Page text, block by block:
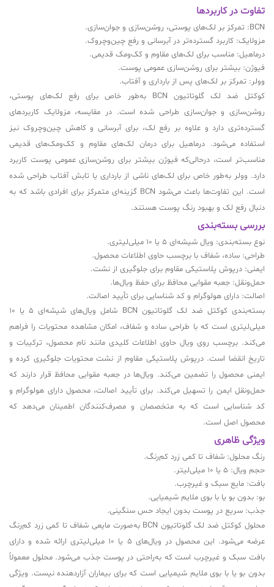
تفاوت در کاربردها
BCN: تمرکز بر لک‌های پوستی، روشن‌سازی و جوان‌سازی.
مزولایک: کاربرد گسترده‌تر در آبرسانی و رفع چین‌وچروک.
درماهیل: مناسب برای لک‌های مقاوم و کک‌ومک قدیمی.
فیوژن: بیشتر برای روشن‌سازی عمومی پوست.
وولر: تمرکز بر لک‌های پس از بارداری و آفتاب.
کوکتل ضد لک گلوتاتیون BCN به‌طور خاص برای رفع لک‌های پوستی،
روشن‌سازی و جوان‌سازی طراحی شده است. در مقایسه، مزولایک کاربردهای
گسترده‌تری دارد و علاوه بر رفع لک، برای آبرسانی و کاهش چین‌وچروک نیز
استفاده می‌شود. درماهیل برای درمان لک‌های مقاوم و کک‌ومک‌های قدیمی
مناسب‌تر است، درحالی‌که فیوژن بیشتر برای روشن‌سازی عمومی پوست کاربرد
دارد. وولر به‌طور خاص برای لک‌های ناشی از بارداری یا تابش آفتاب طراحی شده
است. این تفاوت‌ها باعث می‌شود BCN گزینه‌ای متمرکز برای افرادی باشد که به
دنبال رفع لک و بهبود رنگ پوست هستند.
بررسی بسته‌بندی
نوع بسته‌بندی: ویال شیشه‌ای 5 یا 10 میلی‌لیتری.
طراحی: ساده، شفاف با برچسب حاوی اطلاعات محصول.
ایمنی: درپوش پلاستیکی مقاوم برای جلوگیری از نشت.
حمل‌ونقل: جعبه مقوایی محافظ برای حفظ ویال‌ها.
اصالت: دارای هولوگرام و کد شناسایی برای تأیید اصالت.
بسته‌بندی کوکتل ضد لک گلوتاتیون BCN شامل ویال‌های شیشه‌ای 5 یا 10
میلی‌لیتری است که با طراحی ساده و شفاف، امکان مشاهده محتویات را فراهم
می‌کند. برچسب روی ویال حاوی اطلاعات کلیدی مانند نام محصول، ترکیبات و
تاریخ انقضا است. درپوش پلاستیکی مقاوم از نشت محتویات جلوگیری کرده و
ایمنی محصول را تضمین می‌کند. ویال‌ها در جعبه مقوایی محافظ قرار دارند که
حمل‌ونقل ایمن را تسهیل می‌کند. برای تأیید اصالت، محصول دارای هولوگرام و
کد شناسایی است که به متخصصان و مصرف‌کنندگان اطمینان می‌دهد که
محصول اصل است.
ویژگی ظاهری
رنگ محلول: شفاف تا کمی زرد کم‌رنگ.
حجم ویال: 5 یا 10 میلی‌لیتر.
بافت: مایع سبک و غیرچرب.
بو: بدون بو یا با بوی ملایم شیمیایی.
جذب: سریع در پوست بدون ایجاد حس سنگینی.
محلول کوکتل ضد لک گلوتاتیون BCN به‌صورت مایعی شفاف تا کمی زرد کم‌رنگ
عرضه می‌شود. این محصول در ویال‌های 5 یا 10 میلی‌لیتری ارائه شده و دارای
بافت سبک و غیرچرب است که به‌راحتی در پوست جذب می‌شود. محلول معمولاً
بدون بو یا با بوی ملایم شیمیایی است که برای بیماران آزاردهنده نیست. ویژگی